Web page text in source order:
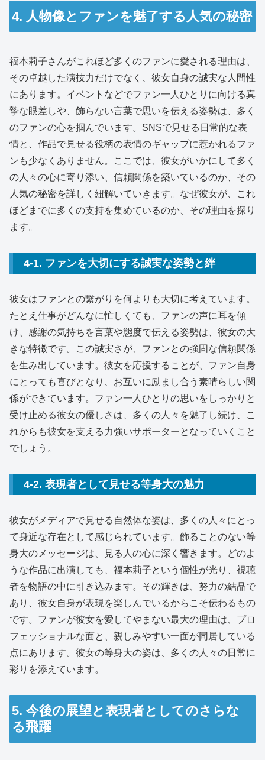
4. 人物像とファンを魅了する人気の秘密
福本莉子さんがこれほど多くのファンに愛される理由は、
その卓越した演技力だけでなく、彼女自身の誠実な人間性
にあります。イベントなどでファン一人ひとりに向ける真
摯な眼差しや、飾らない言葉で思いを伝える姿勢は、多く
のファンの心を掴んでいます。SNSで見せる日常的な表
情と、作品で見せる役柄の表情のギャップに惹かれるファ
ンも少なくありません。ここでは、彼女がいかにして多く
の人々の心に寄り添い、信頼関係を築いているのか、その
人気の秘密を詳しく紐解いていきます。なぜ彼女が、これ
ほどまでに多くの支持を集めているのか、その理由を探り
ます。
4-1. ファンを大切にする誠実な姿勢と絆
彼女はファンとの繋がりを何よりも大切に考えています。
たとえ仕事がどんなに忙しくても、ファンの声に耳を傾
け、感謝の気持ちを言葉や態度で伝える姿勢は、彼女の大
きな特徴です。この誠実さが、ファンとの強固な信頼関係
を生み出しています。彼女を応援することが、ファン自身
にとっても喜びとなり、お互いに励まし合う素晴らしい関
係ができています。ファン一人ひとりの思いをしっかりと
受け止める彼女の優しさは、多くの人々を魅了し続け、こ
れからも彼女を支える力強いサポーターとなっていくこと
でしょう。
4-2. 表現者として見せる等身大の魅力
彼女がメディアで見せる自然体な姿は、多くの人々にとっ
て身近な存在として感じられています。飾ることのない等
身大のメッセージは、見る人の心に深く響きます。どのよ
うな作品に出演しても、福本莉子という個性が光り、視聴
者を物語の中に引き込みます。その輝きは、努力の結晶で
あり、彼女自身が表現を楽しんでいるからこそ伝わるもの
です。ファンが彼女を愛してやまない最大の理由は、プロ
フェッショナルな面と、親しみやすい一面が同居している
点にあります。彼女の等身大の姿は、多くの人々の日常に
彩りを添えています。
5. 今後の展望と表現者としてのさらな
る飛躍